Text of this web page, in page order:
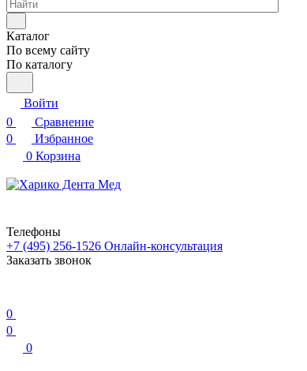
Каталог
По всему сайту
По каталогу
Войти
0
Сравнение
0
Избранное
0 Корзина
Телефоны
+7 (495) 256-1526 Онлайн-консультация
Заказать звонок
0
0
0